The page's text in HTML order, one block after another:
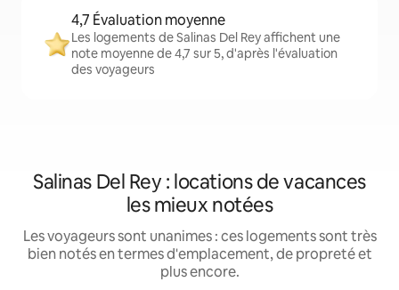
4,7 Évaluation moyenne
Les logements de Salinas Del Rey affichent une
note moyenne de 4,7 sur 5, d'après l'évaluation
des voyageurs
Salinas Del Rey : locations de vacances
les mieux notées
Les voyageurs sont unanimes : ces logements sont très
bien notés en termes d'emplacement, de propreté et
plus encore.